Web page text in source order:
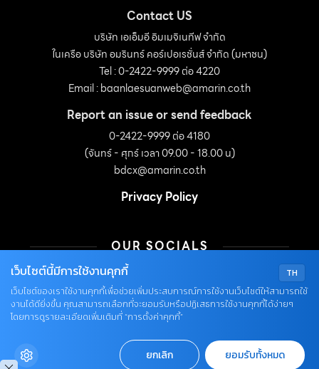
Contact US
บริษัท เอเอ็มอี อิมเมจิเนทีฟ จำกัด
ในเครือ บริษัท อมรินทร์ คอร์เปอเรชั่นส์ จำกัด (มหาชน)
Tel : 0-2422-9999 ต่อ 4220
Email :baanlaesuanweb@amarin.co.th
Report an issue or send feedback
0-2422-9999 ต่อ 4180
(จันทร์ - ศุกร์ เวลา 09.00 - 18.00 น)
bdcx@amarin.co.th
Privacy Policy
OUR SOCIALS
© COPYRIGHT 2026
AME IMAGINATIVE COMPANY LIMITED.
TH
เว็บไซต์นี้มีการใช้งานคุกกี้
เว็บไซต์ของเราใช้งานคุกกี้เพื่อช่วยเพิ่มประสบการณ์การใช้งานเว็บไซต์ให้สามารถใช้
งานได้ดียิ่งขึ้น คุณสามารถเลือกที่จะยอมรับหรือปฏิเสธการใช้งานคุกกี้ได้ง่ายๆ
โดยการดูรายละเอียดเพิ่มเติมที่ “การตั้งค่าคุกกี้”
ยกเลิก ยอมรับทั้งหมด